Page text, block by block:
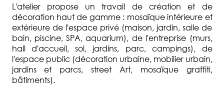
L'atelier propose un travail de création et de
décoration haut de gamme : mosaïque intérieure et
extérieure de l'espace privé (maison, jardin, salle de
bain, piscine, SPA, aquarium), de l'entreprise (murs,
hall d'accueil, sol, jardins, parc, campings), de
l'espace public (décoration urbaine, mobilier urbain,
jardins et parcs, street Art, mosaïque graffiti,
bâtiments).